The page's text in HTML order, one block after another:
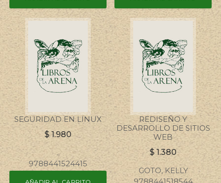
SEGURIDAD EN LINUX
$1.980
..
9788441524415
REDISEÑO Y
DESARROLLO DE SITIOS
WEB
$ 1.380
GOTO, KELLY